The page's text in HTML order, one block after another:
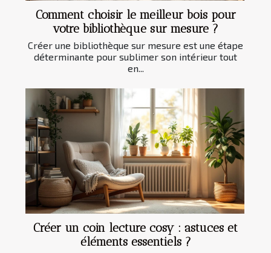
Comment choisir le meilleur bois pour
votre bibliothèque sur mesure ?
Créer une bibliothèque sur mesure est une étape
déterminante pour sublimer son intérieur tout
en...
Créer un coin lecture cosy : astuces et
éléments essentiels ?